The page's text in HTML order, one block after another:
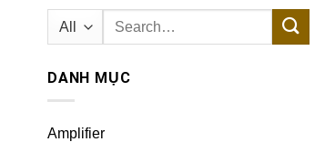
Search
DANH MỤC
Amplifier